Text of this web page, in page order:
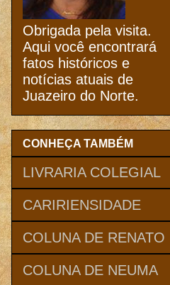
Obrigada pela visita.
Aqui você encontrará
fatos históricos e
notícias atuais de
Juazeiro do Norte.
CONHEÇA TAMBÉM
LIVRARIA COLEGIAL
CARIRIENSIDADE
COLUNA DE RENATO
COLUNA DE NEUMA